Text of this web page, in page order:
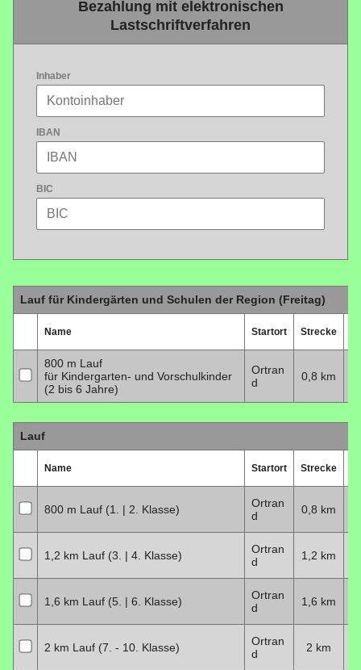
Bezahlung mit elektronischen
Lastschriftverfahren
Inhaber
IBAN
BIC
Lauf für Kindergärten und Schulen der Region (Freitag)
Name Startort Strecke
800 m Lauf
für Kindergarten- und Vorschulkinder
(2 bis 6 Jahre)
Ortran
d
0,8 km
Lauf
Name Startort Strecke
800 m Lauf (1. | 2. Klasse)
Ortran
d
0,8 km
1,2 km Lauf (3. | 4. Klasse)
Ortran
d
1,2 km
1,6 km Lauf (5. | 6. Klasse)
Ortran
d
1,6 km
2 km Lauf (7. - 10. Klasse)
Ortran
d
2 km